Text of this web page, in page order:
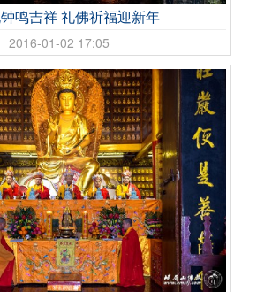
鸣吉祥 礼佛祈福迎新年
2016-01-02 17:05